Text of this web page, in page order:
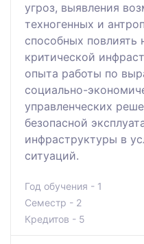
угроз, выявления
техногенных и
способных повлиять
критической
опыта работы по
социально-
управленческих
безопасной
инфраструктуры в
ситуаций.
Год обучения - 1
Семестр - 2
Кредитов - 5